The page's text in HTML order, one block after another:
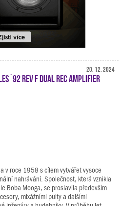
20. 12. 2024
´92 Rev F Dual Rec Amplifier
v roce 1958 s cílem vytvářet vysoce
nahrávání. Společnost, která vznikla
Boba Mooga, se proslavila především
mixážními pulty a dalšími